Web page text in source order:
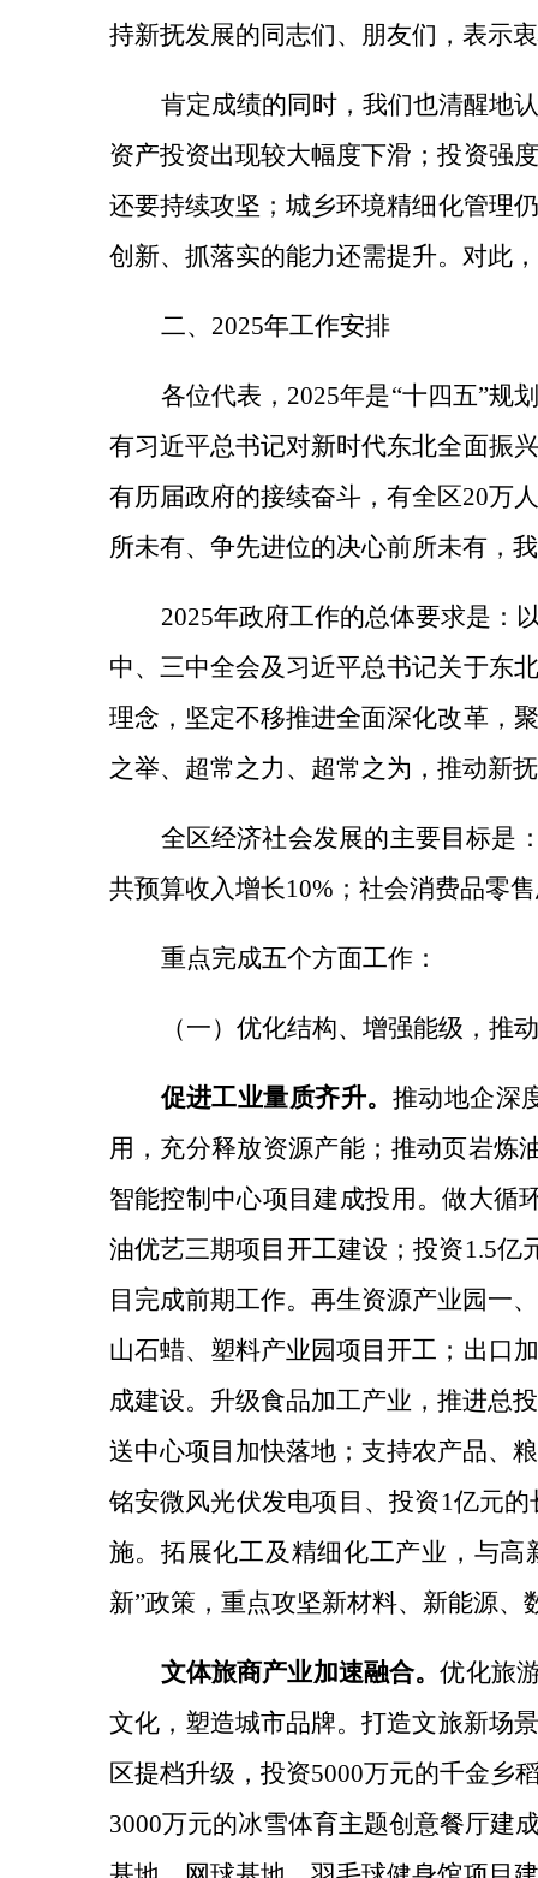
持新抚发展的同志们、朋友们，表示
肯定成绩的同时，我们也清醒地
资产投资出现较大幅度下滑；投资强
还要持续攻坚；城乡环境精细化管理
创新、抓落实的能力还需提升。对此
二、 2025年工作安排
各位代表， 2025年是“十四五”规
有习近平总书记对新时代东北全面振
有历届政府的接续奋斗，有全区20万
所未有、争先进位的决心前所未有，
2025年政府工作的总体要求是：
中、三中全会及习近平总书记关于东
理念，坚定不移推进全面深化改革，
之举、超常之力、超常之为，推动新
全区经济社会发展的主要目标是
共预算收入增长10%；社会消费品零
重点完成五个方面工作：
（一）优化结构、增强能级，推
促进工业量质齐升。 推动地企深
用，充分释放资源产能；推动页岩炼
智能控制中心项目建成投用。做大循
油优艺三期项目开工建设；投资1.5
目完成前期工作。再生资源产业园一
山石蜡、塑料产业园项目开工；出口
成建设。 升级食品加工产业，推进总
送中心项目加快落地；支持农产品、
铭安微风光伏发电项目、投资1亿元
施。 拓展化工及精细化工产业， 与高
新”政策，重点攻坚新材料、新能源
文体旅商产业加速融合。优化旅
文化，塑造城市品牌。打造文旅新场
区提档升级，投资5000万元的千金乡
3000万元的冰雪体育主题创意餐厅建